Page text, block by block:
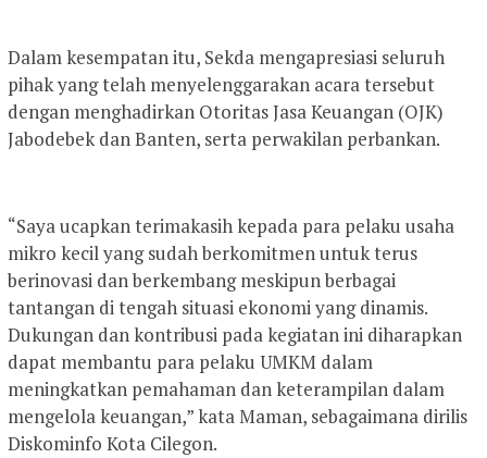
Dalam kesempatan itu, Sekda mengapresiasi seluruh
pihak yang telah menyelenggarakan acara tersebut
dengan menghadirkan Otoritas Jasa Keuangan (OJK)
Jabodebek dan Banten, serta perwakilan perbankan.
“Saya ucapkan terimakasih kepada para pelaku usaha
mikro kecil yang sudah berkomitmen untuk terus
berinovasi dan berkembang meskipun berbagai
tantangan di tengah situasi ekonomi yang dinamis.
Dukungan dan kontribusi pada kegiatan ini diharapkan
dapat membantu para pelaku UMKM dalam
meningkatkan pemahaman dan keterampilan dalam
mengelola keuangan,” kata Maman, sebagaimana dirilis
Diskominfo Kota Cilegon.